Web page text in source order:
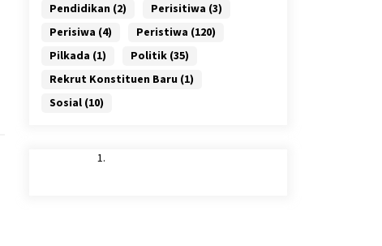
Pendidikan (2) Perisitiwa (3)
Perisiwa (4) Peristiwa (120)
Pilkada (1) Politik (35)
Rekrut Konstituen Baru (1)
Sosial (10)